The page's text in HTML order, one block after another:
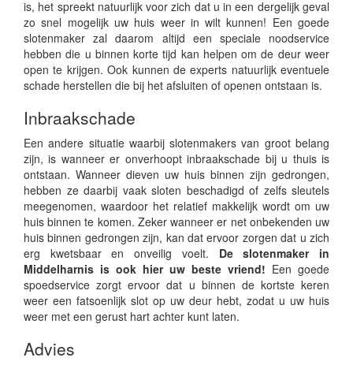
is, het spreekt natuurlijk voor zich dat u in een dergelijk geval
zo snel mogelijk uw huis weer in wilt kunnen! Een goede
slotenmaker zal daarom altijd een speciale noodservice
hebben die u binnen korte tijd kan helpen om de deur weer
open te krijgen. Ook kunnen de experts natuurlijk eventuele
schade herstellen die bij het afsluiten of openen ontstaan is.
Inbraakschade
Een andere situatie waarbij slotenmakers van groot belang
zijn, is wanneer er onverhoopt inbraakschade bij u thuis is
ontstaan. Wanneer dieven uw huis binnen zijn gedrongen,
hebben ze daarbij vaak sloten beschadigd of zelfs sleutels
meegenomen, waardoor het relatief makkelijk wordt om uw
huis binnen te komen. Zeker wanneer er net onbekenden uw
huis binnen gedrongen zijn, kan dat ervoor zorgen dat u zich
erg kwetsbaar en onveilig voelt. De slotenmaker in
Middelharnis is ook hier uw beste vriend! Een goede
spoedservice zorgt ervoor dat u binnen de kortste keren
weer een fatsoenlijk slot op uw deur hebt, zodat u uw huis
weer met een gerust hart achter kunt laten.
Advies